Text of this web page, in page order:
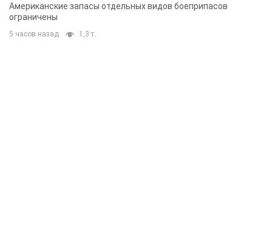
Американские запасы отдельных видов боеприпасов
ограничены
5 часов назад 1,3 т.